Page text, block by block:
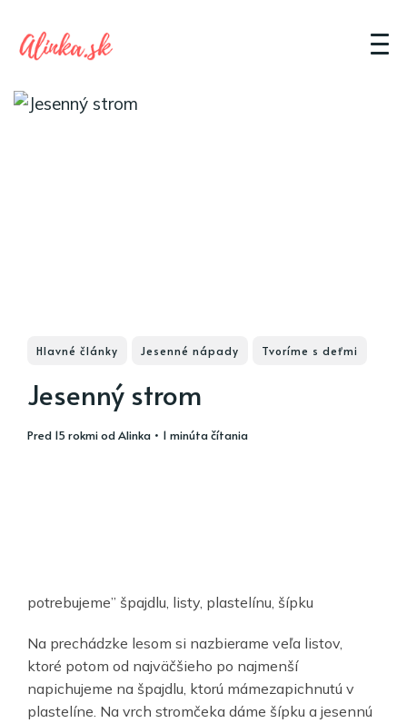
Hlavné články Jesenné nápady Tvoríme s deťmi
Jesenný strom
pred 15 rokmiodAlinka • 1 minúta čítania
potrebujeme” špajdlu, listy, plastelínu, šípku
Na prechádzke lesom si nazbierame veľa listov,
ktoré potom od najväčšieho po najmenší
napichujeme na špajdlu, ktorú mámezapichnutú v
plastelíne. Na vrch stromčeka dáme šípku a jesennú